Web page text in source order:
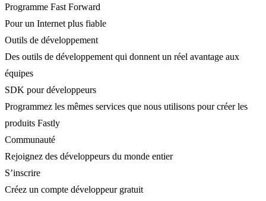
Programme Fast Forward
Pour un Internet plus fiable
Outils de développement
Des outils de développement qui donnent un réel avantage aux
équipes
SDK pour développeurs
Programmez les mêmes services que nous utilisons pour créer les
produits Fastly
Communauté
Rejoignez des développeurs du monde entier
S’inscrire
Créez un compte développeur gratuit